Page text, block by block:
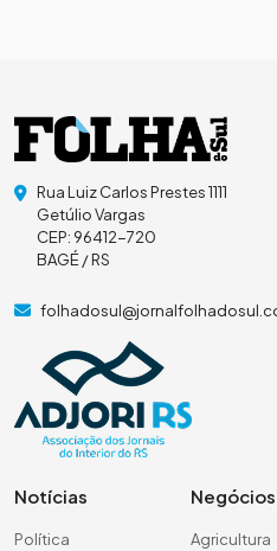
Rua Luiz Carlos Prestes 1111
Getúlio Vargas
CEP: 96412-720
BAGÉ / RS
Notícias
Política
Negócios
Agricultura